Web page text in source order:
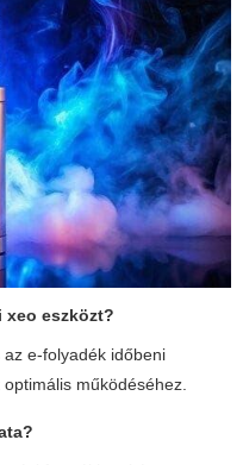
xeo eszközt?
e-folyadék időbeni
működéséhez.